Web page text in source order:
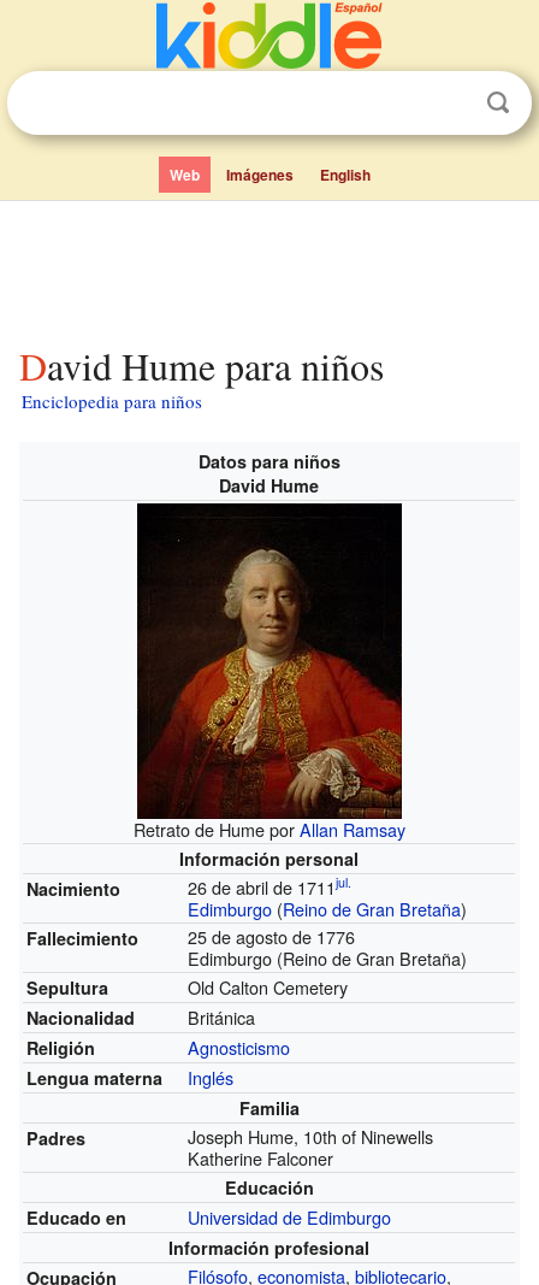
Web Imágenes English
David Hume para niños
Enciclopedia para niños
Datos para niños
David Hume
Retrato de Hume porAllan Ramsay
Información personal
Nacimiento
26 de abril de 1711jul.
Edimburgo (Reino de Gran Bretaña)
Fallecimiento
25 de agosto de 1776
Edimburgo (Reino de Gran Bretaña)
Sepultura Old Calton Cemetery
Nacionalidad Británica
Religión Agnosticismo
Lengua materna Inglés
Familia
Padres
Joseph Hume, 10th of Ninewells
Katherine Falconer
Educación
Educado en
Universidad de Edimburgo
Información profesional
Ocupación
Filósofo,economista,bibliotecario,